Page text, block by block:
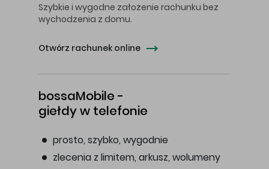
Szybkie i wygodne założenie rachunku bez
wychodzenia z domu.
Otwórz rachunek online
bossaMobile -
giełdy w telefonie
prosto, szybko, wygodnie
zlecenia z limitem, arkusz, wolumeny